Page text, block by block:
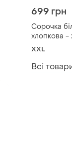
699 грн
Сорочка
хлопкова -
XXL
Всі